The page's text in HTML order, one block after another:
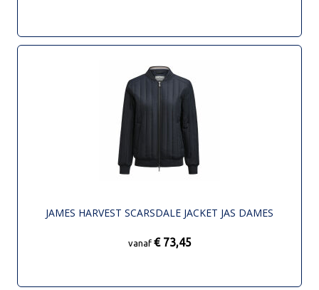
JAMES HARVEST SCARSDALE JACKET JAS DAMES
vanaf € 73,45